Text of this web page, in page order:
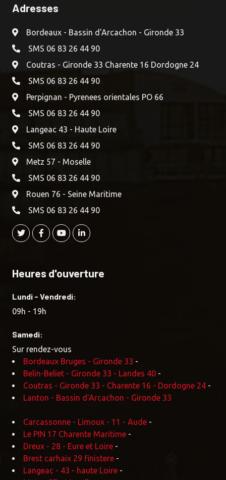
Adresses
Bordeaux - Bassin d'Arcachon - Gironde 33
SMS 06 83 26 44 90
Coutras - Gironde 33 Charente 16 Dordogne 24
SMS 06 83 26 44 90
Perpignan - Pyrenees orientales PO 66
SMS 06 83 26 44 90
Langeac 43 - Haute Loire
SMS 06 83 26 44 90
Metz 57 - Moselle
SMS 06 83 26 44 90
Rouen 76 - Seine Maritime
SMS 06 83 26 44 90
Heures d'ouverture
Lundi - Vendredi:
09h - 19h
Samedi:
Sur rendez-vous
Bordeaux Bruges - Gironde 33 -
Belin-Beliet - Gironde 33 - Landes 40 -
Coutras - Gironde 33 - Charente 16 - Dordogne 24 -
Lanton - Bassin d'Arcachon - Gironde 33
Carcassonne - Limoux - 11 - Aude -
Le PIN 17 Charente Maritime -
Dreux - 28 - Eure et Loire -
Brest carhaix 29 finistere -
Langeac - 43 - haute Loire -